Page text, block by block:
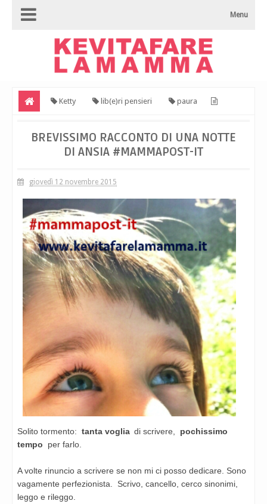
Menu
Ketty lib(e)ri pensieri paura
BREVISSIMO RACCONTO DI UNA NOTTE
DI ANSIA #MAMMAPOST-IT
giovedì 12 novembre 2015
Solito tormento: tanta voglia di scrivere,
pochissimo
tempo
per farlo.
A volte rinuncio a scrivere se non mi ci posso dedicare. Sono
vagamente perfezionista. Scrivo, cancello, cerco sinonimi,
leggo e rileggo.